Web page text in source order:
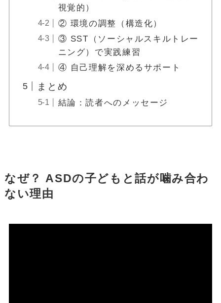
視覚的）
② 環境の調整（構造化）
③ SST（ソーシャルスキルトレー
ニング）で実践練習
④ 自己理解を深めるサポート
まとめ
結論：読者へのメッセージ
なぜ？ ASDの子どもと話が噛み合わ
ない理由